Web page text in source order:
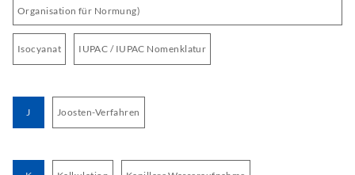
Organisation für Normung)
Isocyanat IUPAC / IUPAC Nomenklatur
J Joosten-Verfahren